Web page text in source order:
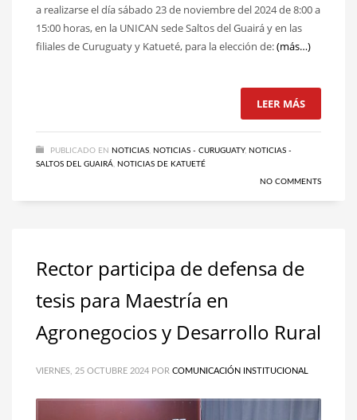
a realizarse el día sábado 23 de noviembre del 2024 de 8:00 a
15:00 horas, en la UNICAN sede Saltos del Guairá y en las
filiales de Curuguaty y Katueté, para la elección de:(más…)
LEER MÁS
PUBLICADO EN NOTICIAS, NOTICIAS - CURUGUATY, NOTICIAS -
SALTOS DEL GUAIRÁ, NOTICIAS DE KATUETÉ
NO COMMENTS
Rector participa de defensa de
tesis para Maestría en
Agronegocios y Desarrollo Rural
VIERNES, 25 OCTUBRE 2024 POR COMUNICACIÓN INSTITUCIONAL